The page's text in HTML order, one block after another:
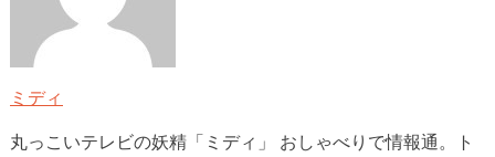
ミディ
丸っこいテレビの妖精「ミディ」 おしゃべりで情報通。ト